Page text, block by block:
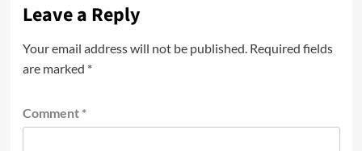
Leave a Reply
Your email address will not be published. Required fields
are marked *
Comment *